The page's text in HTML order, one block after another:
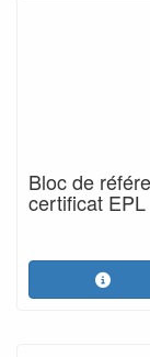
Bloc de
certificat EPL